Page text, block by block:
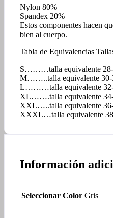
Nylon 80%
Spandex 20%
Estos componentes hacen
bien al cuerpo.
Tabla de Equivalencias
S………talla equivalente
M……..talla equivalente 30-
L………talla equivalente
XL…….talla equivalente
XXL…..talla equivalente
XXXL…talla equivalente
Información
Seleccionar Color Gris